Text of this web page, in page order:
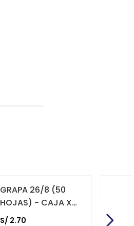
GRAPA 26/8 (50
HOJAS) - CAJA X
1000
S/ 2.70